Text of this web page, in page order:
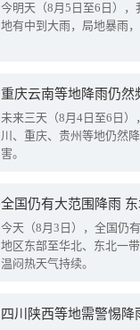
今明天（8月5日至6日）
地有中到大雨，局地暴雨
重庆云南等地降雨仍然
未来三天（8月4日至6日
川、重庆、贵州等地仍然
害。
全国仍有大范围降雨
今天（8月3日），全国仍
地区东部至华北、东北一
温闷热天气持续。